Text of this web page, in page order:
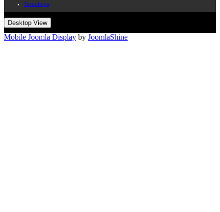
Tecnologia
Desktop View
Mobile Joomla Display by JoomlaShine